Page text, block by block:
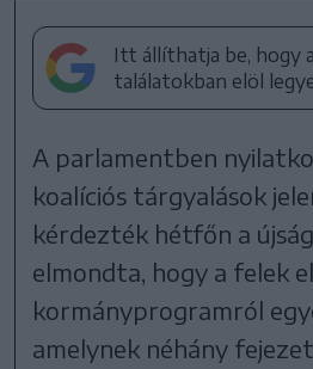
Itt állíthatja be, hogy
találatokban elöl
A parlamentben
koalíciós tárgyalások
kérdezték hétfőn a
elmondta, hogy a felek
kormányprogramról
amelynek néhány